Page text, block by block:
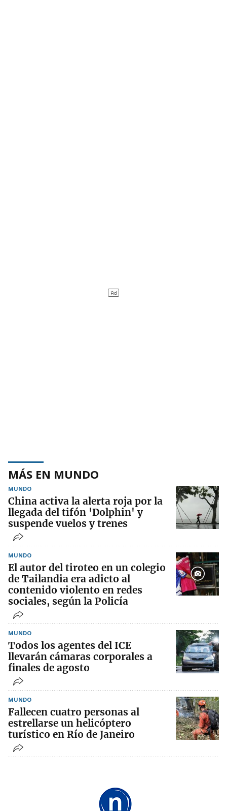
MÁS EN MUNDO
MUNDO
China activa la alerta roja por la
llegada del tifón 'Dolphin' y
suspende vuelos y trenes
MUNDO
El autor del tiroteo en un colegio
de Tailandia era adicto al
contenido violento en redes
sociales, según la Policía
MUNDO
Todos los agentes del ICE
llevarán cámaras corporales a
finales de agosto
MUNDO
Fallecen cuatro personas al
estrellarse un helicóptero
turístico en Río de Janeiro